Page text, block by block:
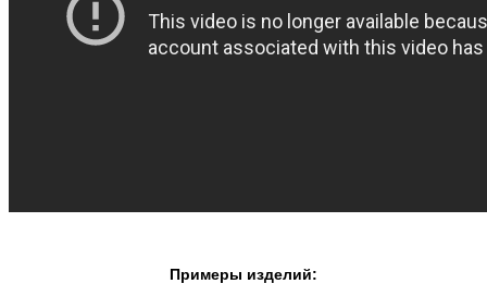
Примеры изделий: